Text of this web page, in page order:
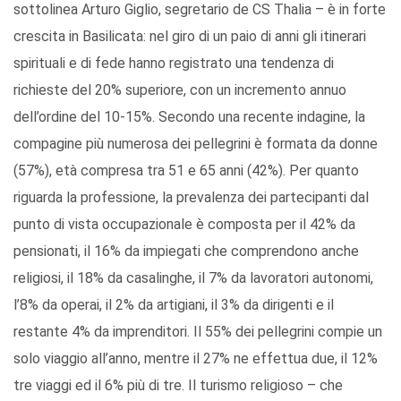
sottolinea Arturo Giglio, segretario de CS Thalia – è in forte
crescita in Basilicata: nel giro di un paio di anni gli itinerari
spirituali e di fede hanno registrato una tendenza di
richieste del 20% superiore, con un incremento annuo
dell’ordine del 10-15%. Secondo una recente indagine, la
compagine più numerosa dei pellegrini è formata da donne
(57%), età compresa tra 51 e 65 anni (42%). Per quanto
riguarda la professione, la prevalenza dei partecipanti dal
punto di vista occupazionale è composta per il 42% da
pensionati, il 16% da impiegati che comprendono anche
religiosi, il 18% da casalinghe, il 7% da lavoratori autonomi,
l’8% da operai, il 2% da artigiani, il 3% da dirigenti e il
restante 4% da imprenditori. Il 55% dei pellegrini compie un
solo viaggio all’anno, mentre il 27% ne effettua due, il 12%
tre viaggi ed il 6% più di tre. Il turismo religioso – che